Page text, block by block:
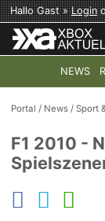
Hallo Gast »Login
NEWS
TOP-THEMEN:
Portal / News /Sport
F1 2010 -